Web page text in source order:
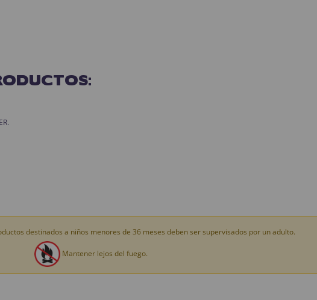
destinados a niños menores de 36 meses deben ser supervisados por un adulto.
Mantener lejos del fuego.